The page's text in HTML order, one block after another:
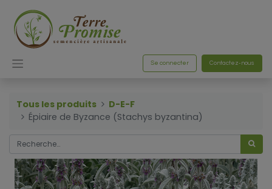
Se connecter Contactez-nous
Tous les produits
D-E-F
Épiaire de Byzance (Stachys byzantina)